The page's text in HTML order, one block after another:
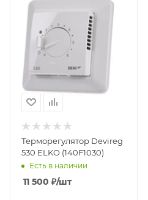
Терморегулятор Devireg
530 ELKO (140F1030)
Есть в наличии
11 500 ₽/шт